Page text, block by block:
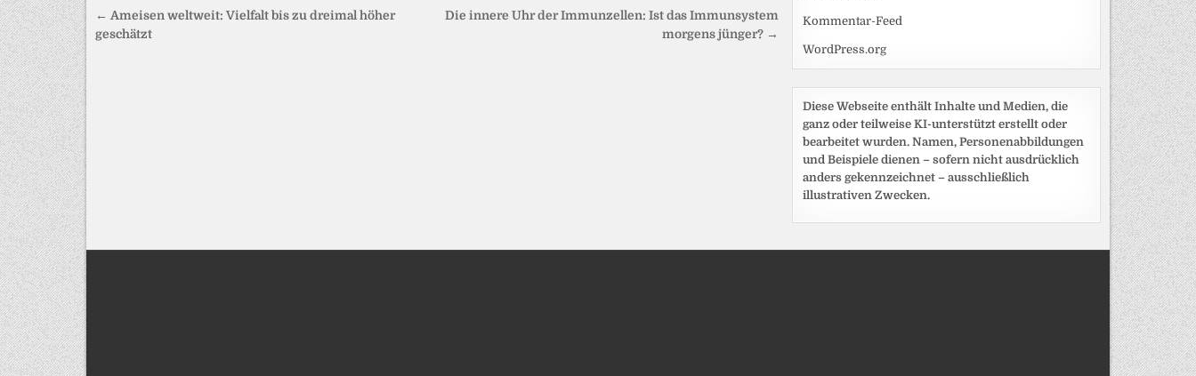
Beitragsnavigation
Die innere Uhr der Immunzellen: Ist das Immunsystem
morgens jünger? →
← Ameisen weltweit: Vielfalt bis zu dreimal höher
geschätzt
Kommentar-Feed
WordPress.org
Diese Webseite enthält Inhalte und Medien, die
ganz oder teilweise KI-unterstützt erstellt oder
bearbeitet wurden. Namen, Personenabbildungen
und Beispiele dienen – sofern nicht ausdrücklich
anders gekennzeichnet – ausschließlich
illustrativen Zwecken.